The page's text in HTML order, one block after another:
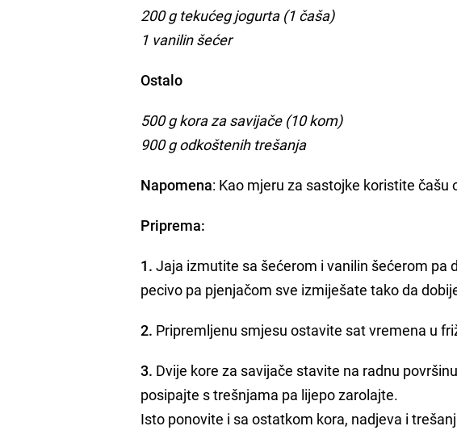
200 g tekućeg jogurta (1 čaša)
1 vanilin šećer
Ostalo
500 g kora za savijače (10 kom)
900 g odkoštenih trešanja
Napomena: Kao mjeru za sastojke koristite čašu
Priprema:
1. Jaja izmutite sa šećerom i vanilin šećerom pa
pecivo pa pjenjačom sve izmiješate tako da
2. Pripremljenu smjesu ostavite sat vremena u
3. Dvije kore za savijače stavite na radnu
posipajte s trešnjama pa lijepo zarolajte.
Isto ponovite i sa ostatkom kora, nadjeva i